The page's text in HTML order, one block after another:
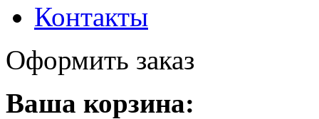
Контакты
Оформить заказ
Ваша корзина: